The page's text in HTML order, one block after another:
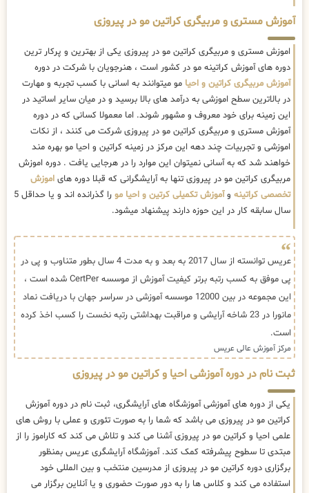
آموزش مستری و مربیگری کراتین مو در پیروزی
اموزش مستری و مربیگری کراتین مو در پیروزی یکی از بهترین و پرکار ترین
دوره های آموزش کراتینه مو در کشور است ، هنرجویان با شرکت در دوره
آموزش مربیگری کراتین و احیا مو میتوانند به اسانی با کسب تجربه و مهارت
در بالاترین سطح اموزشی به درآمد های بالا برسید و در میان سایر اساتید در
این زمینه برای خود معروف و مشهور شوند. اما معمولا کسانی که در دوره
آموزش مستری و مربیگری کراتین مو در پیروزی شرکت می کنند ، از نکات
اموزشی و تجربیات چند دهه این مرکز در زمینه کراتین و احیا مو بهره مند
خواهند شد که به آسانی نمیتوان این موارد را در هرجایی یافت . دوره اموزش
مربیگری کراتین مو در پیروزی تنها به آرایشگرانی که قبلا دوره های اموزش
تخصصی کراتینه وآموزش تکمیلی کرتین و احیا مو
را گذرانده اند و یا حداقل 5
سال سابقه کار در این حوزه دارند پیشنهاد میشود.
عریس توانسته از سال 2017 به بعد و به مدت 4 سال بطور متناوب و پی در
پی موفق به کسب رتبه برتر کیفیت آموزش از موسسه CertPer شده است ،
این مجموعه در بین 12000 موسسه آموزشی در سراسر جهان با دریافت نماد
مانورا در 23 شاخه آرایشی و مراقبت بهداشتی رتبه نخست را کسب اخذ کرده
است.
مرکز آموزش عالی عریس
ثبت نام در دوره آموزشی احیا و کراتین مو در پیروزی
یکی از دوره های آموزشی آموزشگاه های آرایشگری، ثبت نام در دوره آموزش
کراتین مو در پیروزی می باشد که شما را به صورت تئوری و عملی با روش های
علمی احیا و کراتین مو در پیروزی آشنا می کند و تلاش می کند که کاراموز را از
مبتدی تا سطوح پیشرفته کمک کند. آموزشگاه آرایشگری عریس بمنظور
برگزاری دوره کراتین مو در پیروزی از مدرسین منتخب و بین المللی خود
استفاده می کند و کلاس ها را به دور صورت حضوری و یا آنلاین برگزار می